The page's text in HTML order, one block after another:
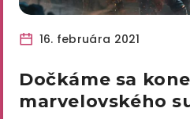
16. februára 2021
Dočkáme sa
marvelovského